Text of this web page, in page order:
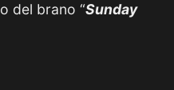
del brano “Sunday